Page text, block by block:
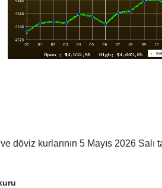
döviz kurlarının 5 Mayıs 2026